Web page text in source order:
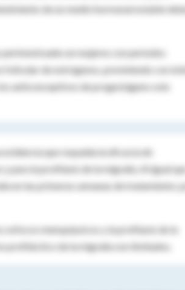
de un medio hormonal estable
en mujeres con períodos
folicular de estrógenos, previniendo con
anticonceptivos de progestágeno solo
que respalda la eficacia de
para la profilaxis de la migraña. Al igual
en las primeras semanas de tratamiento;
sofocos menopáusicos y la profilaxis de la
profiláctico de la migraña son limitados.